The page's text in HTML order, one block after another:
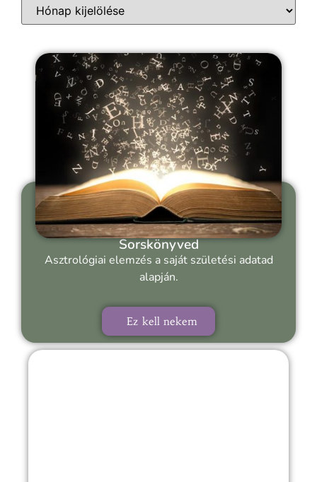
Sorskönyved
Asztrológiai elemzés a saját születési adatad
alapján.
Ez kell nekem